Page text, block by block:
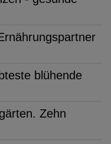
blühende
Zehn